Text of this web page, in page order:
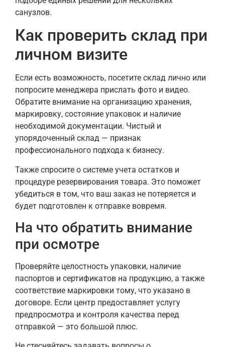
санузлов.
Как проверить склад при
личном визите
Если есть возможность, посетите склад лично или
попросите менеджера прислать фото и видео.
Обратите внимание на организацию хранения,
маркировку, состояние упаковок и наличие
необходимой документации. Чистый и
упорядоченный склад — признак
профессионального подхода к бизнесу.
Также спросите о системе учета остатков и
процедуре резервирования товара. Это поможет
убедиться в том, что ваш заказ не потеряется и
будет подготовлен к отправке вовремя.
На что обратить внимание
при осмотре
Проверяйте целостность упаковки, наличие
паспортов и сертификатов на продукцию, а также
соответствие маркировки тому, что указано в
договоре. Если центр предоставляет услугу
предпросмотра и контроля качества перед
отправкой — это большой плюс.